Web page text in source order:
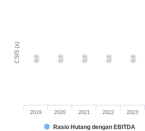
CSIS (x) 0,0 0,0 0,0 0,0 0,0
Rasio Hutang dengan EBITDA
2019 2020 2021 2022 2023